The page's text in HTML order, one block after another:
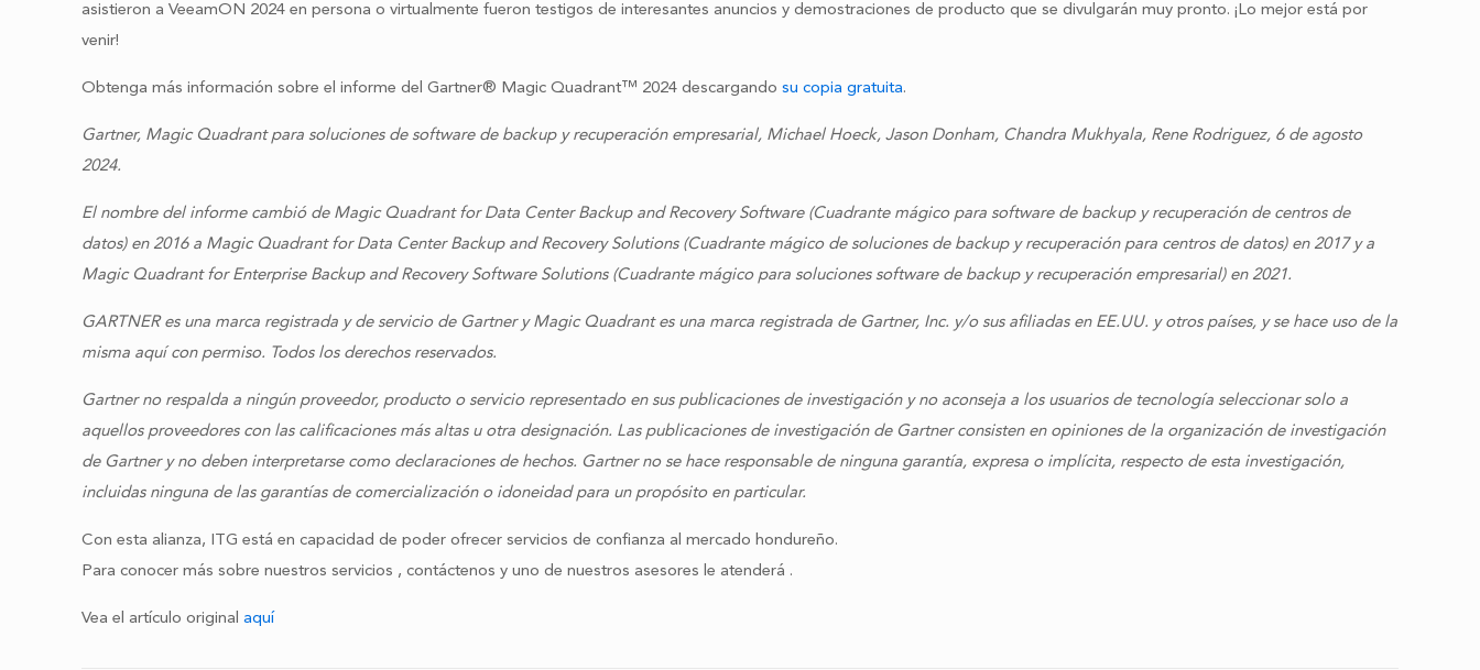
asistieron a VeeamON 2024 en persona o virtualmente fueron testigos de interesantes anuncios y demostraciones de producto que se divulgarán muy pronto. ¡Lo mejor está por
venir!
Obtenga más información sobre el informe del Gartner® Magic Quadrant™ 2024 descargandosu copia gratuita.
Gartner, Magic Quadrant para soluciones de software de backup y recuperación empresarial, Michael Hoeck, Jason Donham, Chandra Mukhyala, Rene Rodriguez, 6 de agosto
2024.
El nombre del informe cambió de Magic Quadrant for Data Center Backup and Recovery Software (Cuadrante mágico para software de backup y recuperación de centros de
datos) en 2016 a Magic Quadrant for Data Center Backup and Recovery Solutions (Cuadrante mágico de soluciones de backup y recuperación para centros de datos) en 2017 y a
Magic Quadrant for Enterprise Backup and Recovery Software Solutions (Cuadrante mágico para soluciones software de backup y recuperación empresarial) en 2021.
GARTNER es una marca registrada y de servicio de Gartner y Magic Quadrant es una marca registrada de Gartner, Inc. y/o sus afiliadas en EE.UU. y otros países, y se hace uso de la
misma aquí con permiso. Todos los derechos reservados.
Gartner no respalda a ningún proveedor, producto o servicio representado en sus publicaciones de investigación y no aconseja a los usuarios de tecnología seleccionar solo a
aquellos proveedores con las calificaciones más altas u otra designación. Las publicaciones de investigación de Gartner consisten en opiniones de la organización de investigación
de Gartner y no deben interpretarse como declaraciones de hechos. Gartner no se hace responsable de ninguna garantía, expresa o implícita, respecto de esta investigación,
incluidas ninguna de las garantías de comercialización o idoneidad para un propósito en particular.
Con esta alianza, ITG está en capacidad de poder ofrecer servicios de confianza al mercado hondureño.
Para conocer más sobre nuestros servicios , contáctenos y uno de nuestros asesores le atenderá .
Vea el artículo originalaquí